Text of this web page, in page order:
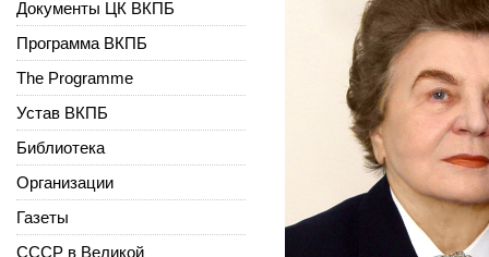
Документы ЦК ВКПБ
Программа ВКПБ
The Programme
Устав ВКПБ
Библиотека
Организации
Газеты
СССР в Великой